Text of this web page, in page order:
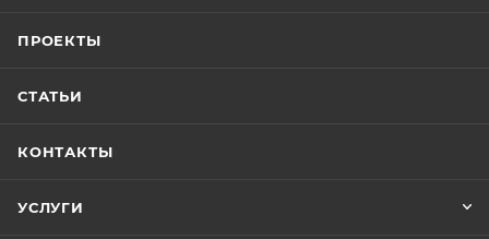
ПРОЕКТЫ
СТАТЬИ
КОНТАКТЫ
УСЛУГИ